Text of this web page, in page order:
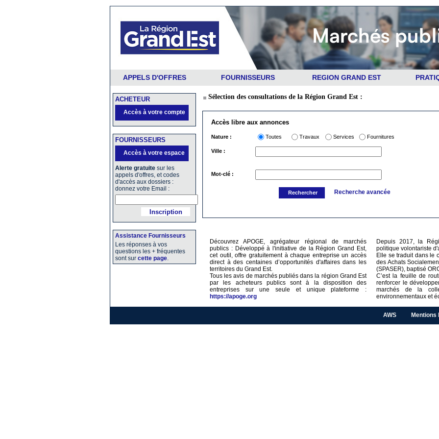
APPELS D'OFFRES FOURNISSEURS REGION GRAND EST
ACHETEUR
Accès à votre compte
FOURNISSEURS
Accès à votre espace
Alerte gratuite sur les
appels d'offres, et codes
d'accès aux dossiers :
donnez votre Email :
Assistance Fournisseurs
Les réponses à vos
questions les + fréquentes
sont sur cette page.
Sélection des consultations de la Région Grand Est :
Accès libre aux annonces
Nature : Toutes Travaux Services Fournitures
Ville :
Mot-clé :
Recherche avancée
Découvrez APOGE, agrégateur régional de marchés
publics : Développé à l'initiative de la Région Grand Est,
cet outil, offre gratuitement à chaque entreprise un accès
direct à des centaines d’opportunités d'affaires dans les
territoires du Grand Est.
Tous les avis de marchés publiés dans la région Grand Est
par les acheteurs publics sont à la disposition des
entreprises sur une seule et unique plateforme :
https://apoge.org
Depuis 2017, la
politique volontariste
Elle se traduit dans le
des Achats
(SPASER), baptisé
C’est la feuille de
renforcer le
marchés de la
environnementaux et
Mentions
AWS